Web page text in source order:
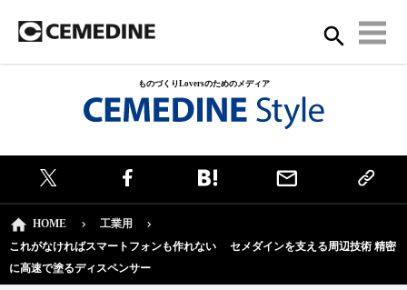
ものづくりLoversのためのメディア
HOME
工業用
これがなければスマートフォンも作れない セメダインを支える周辺技術 精密
に高速で塗るディスペンサー